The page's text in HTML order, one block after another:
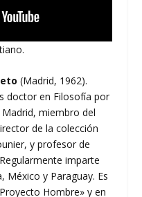
(Madrid, 1962).
doctor en Filosofía por
miembro del
de la colección
y profesor de
imparte
México y Paraguay. Es
Hombre» y en